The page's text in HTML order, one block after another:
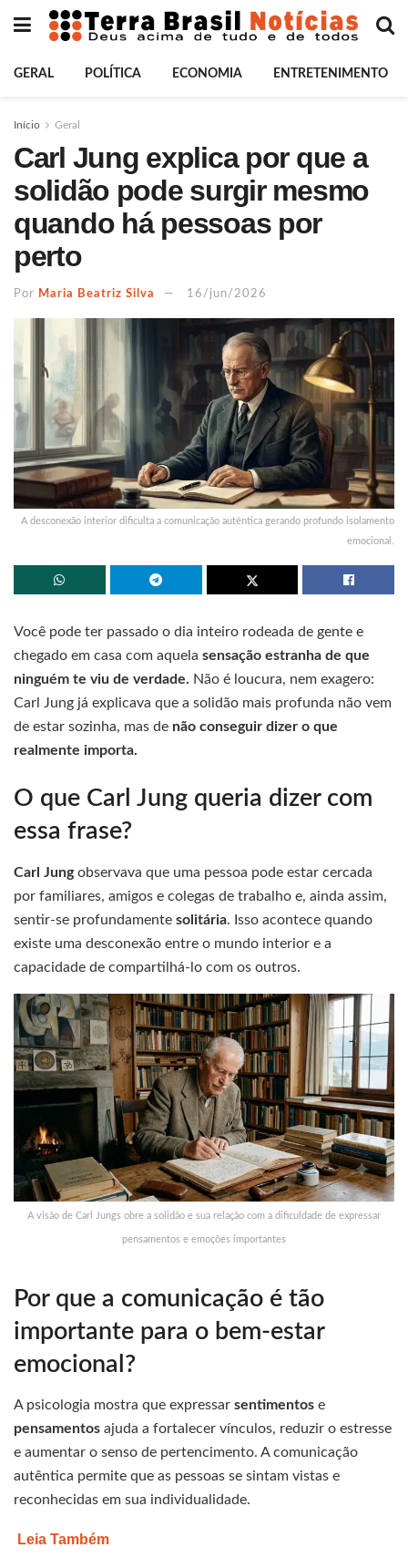
GERAL POLÍTICA ECONOMIA ENTRETENIMENTO
Início Geral
Carl Jung explica por que a
solidão pode surgir mesmo
quando há pessoas por
perto
Por Maria Beatriz Silva 16/jun/2026
A desconexão interior dificulta a comunicação autêntica gerando profundo isolamento
emocional.
Você pode ter passado o dia inteiro rodeada de gente e
chegado em casa com aquela sensação estranha de que
ninguém te viu de verdade. Não é loucura, nem exagero:
Carl Jung já explicava que a solidão mais profunda não vem
de estar sozinha, mas de não conseguir dizer o que
realmente importa.
O que Carl Jung queria dizer com
essa frase?
Carl Jungobservava que uma pessoa pode estar cercada
por familiares, amigos e colegas de trabalho e, ainda assim,
sentir-se profundamente solitária. Isso acontece quando
existe uma desconexão entre o mundo interior e a
capacidade de compartilhá-lo com os outros.
A visão de Carl Jungs obre a solidão e sua relação com a dificuldade de expressar
pensamentos e emoções importantes
Por que a comunicação é tão
importante para o bem-estar
emocional?
A psicologia mostra que expressar sentimentos e
pensamentos ajuda a fortalecer vínculos, reduzir o estresse
e aumentar o senso de pertencimento. A comunicação
autêntica permite que as pessoas se sintam vistas e
reconhecidas em sua individualidade.
Leia Também